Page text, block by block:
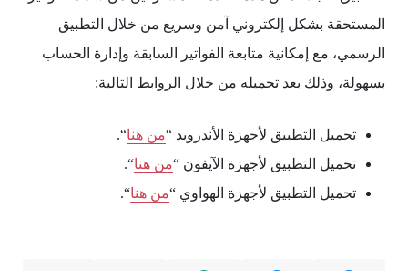
المستحقة بشكل إلكتروني آمن وسريع من خلال التطبيق
الرسمي، مع إمكانية متابعة الفواتير السابقة وإدارة الحساب
بسهولة، وذلك بعد تحميله من خلال الروابط التالية:
تحميل التطبيق لأجهزة الأندرويد “من هنا“.
تحميل التطبيق لأجهزة الآيفون “من هنا“.
تحميل التطبيق لأجهزة الهواوي “من هنا“.